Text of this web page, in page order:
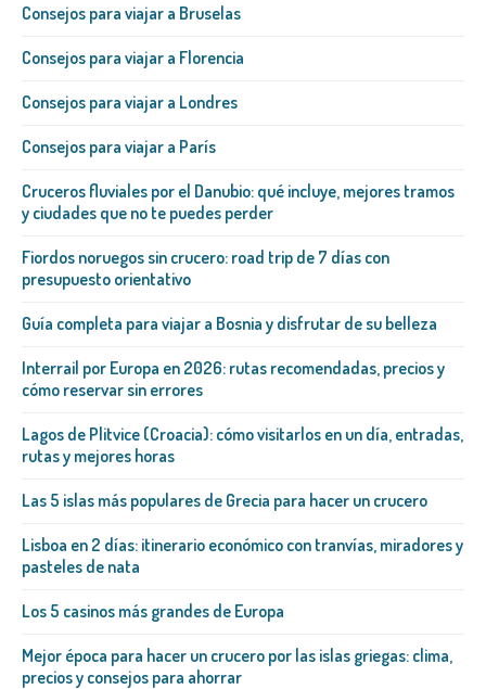
Consejos para viajar a Bruselas
Consejos para viajar a Florencia
Consejos para viajar a Londres
Consejos para viajar a París
Cruceros fluviales por el Danubio: qué incluye, mejores tramos
y ciudades que no te puedes perder
Fiordos noruegos sin crucero: road trip de 7 días con
presupuesto orientativo
Guía completa para viajar a Bosnia y disfrutar de su belleza
Interrail por Europa en 2026: rutas recomendadas, precios y
cómo reservar sin errores
Lagos de Plitvice (Croacia): cómo visitarlos en un día, entradas,
rutas y mejores horas
Las 5 islas más populares de Grecia para hacer un crucero
Lisboa en 2 días: itinerario económico con tranvías, miradores y
pasteles de nata
Los 5 casinos más grandes de Europa
Mejor época para hacer un crucero por las islas griegas: clima,
precios y consejos para ahorrar